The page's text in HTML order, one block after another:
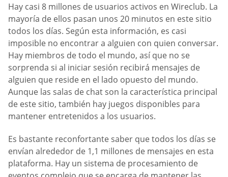
Hay casi 8 millones de usuarios activos en Wireclub. La
mayoría de ellos pasan unos 20 minutos en este sitio
todos los días. Según esta información, es casi
imposible no encontrar a alguien con quien conversar.
Hay miembros de todo el mundo, así que no se
sorprenda si al iniciar sesión recibirá mensajes de
alguien que reside en el lado opuesto del mundo.
Aunque las salas de chat son la característica principal
de este sitio, también hay juegos disponibles para
mantener entretenidos a los usuarios.
Es bastante reconfortante saber que todos los días se
envían alrededor de 1,1 millones de mensajes en esta
plataforma. Hay un sistema de procesamiento de